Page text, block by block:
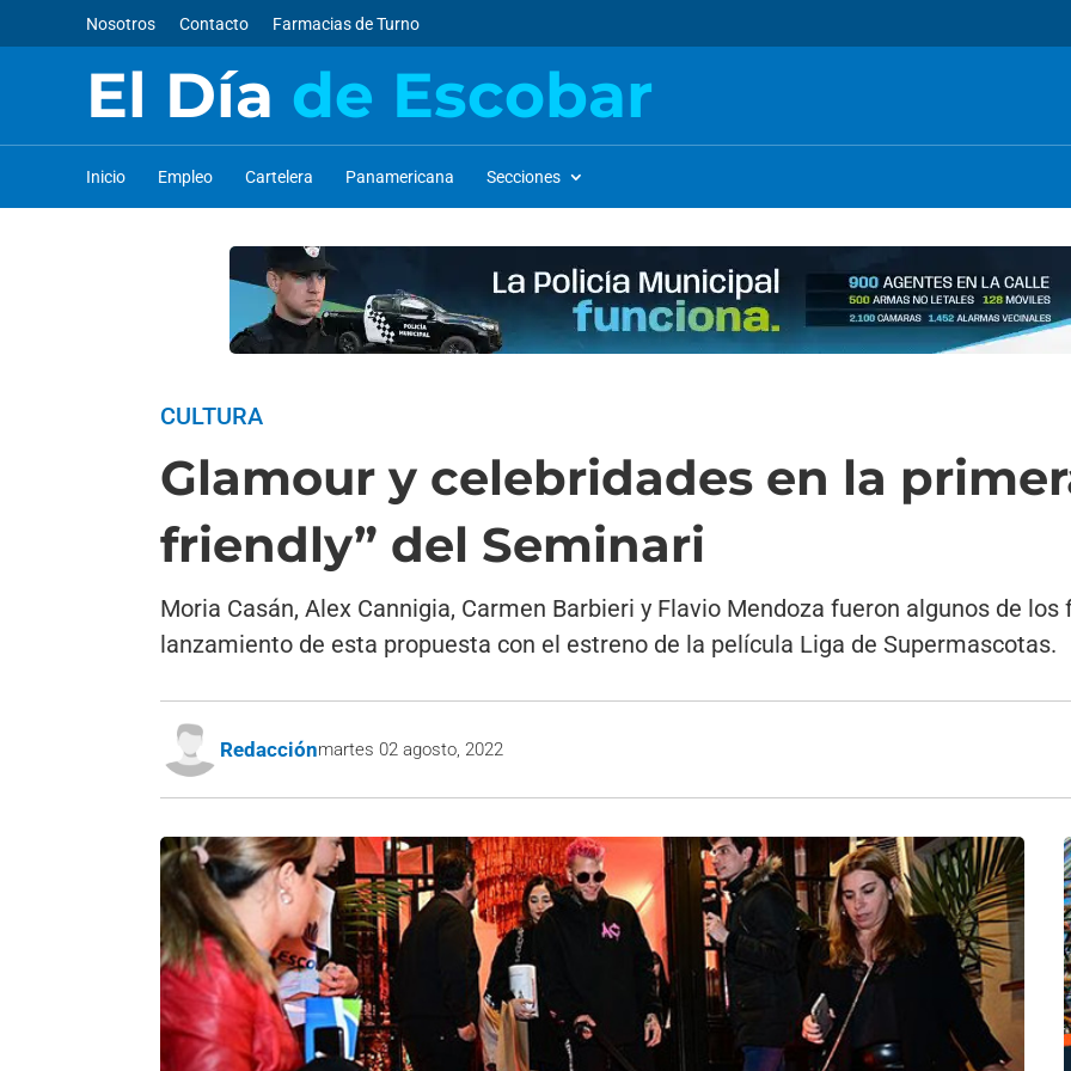
Nosotros Contacto Farmacias de Turno
El Día de Escobar
Inicio Empleo Cartelera Panamericana Secciones
CULTURA
Glamour y celebridades en la
friendly” del Seminari
Moria Casán, Alex Cannigia, Carmen Barbieri y Flavio Mendoza fueron algunos de
lanzamiento de esta propuesta con el estreno de la película Liga de Supermascotas.
Redacciónmartes 02 agosto, 2022